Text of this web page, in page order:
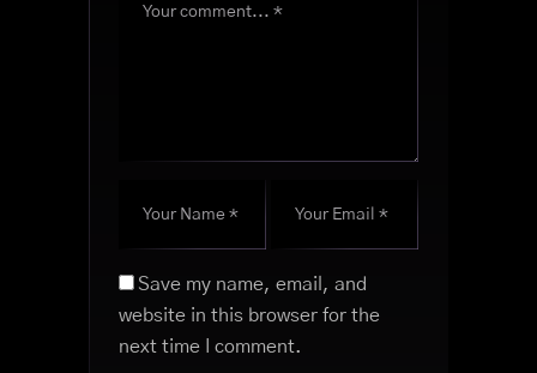
Save my name, email, and
website in this browser for the
next time I comment.